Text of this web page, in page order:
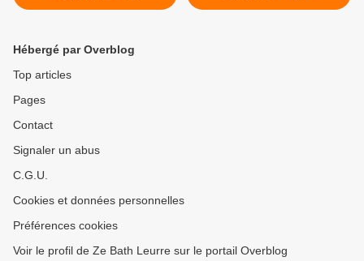
Hébergé par Overblog
Top articles
Pages
Contact
Signaler un abus
C.G.U.
Cookies et données personnelles
Préférences cookies
Voir le profil de Ze Bath Leurre sur le portail Overblog